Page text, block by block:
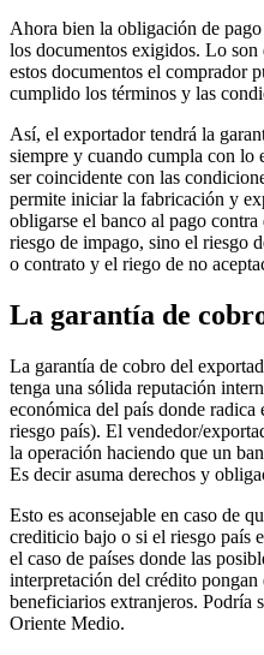
Ahora bien la obligación de
los documentos exigidos. Lo
estos documentos el comprador
cumplido los términos y las
Así, el exportador tendrá la
siempre y cuando cumpla con lo
ser coincidente con las
permite iniciar la fabricación y
obligarse el banco al pago
riesgo de impago, sino el riesgo
o contrato y el riego de no
La garantía de
La garantía de cobro del
tenga una sólida reputación
económica del país donde
riesgo país). El vendedor/
la operación haciendo que un
Es decir asuma derechos y
Esto es aconsejable en caso de
crediticio bajo o si el riesgo país
el caso de países donde las
interpretación del crédito
beneficiarios extranjeros. Podría
Oriente Medio.